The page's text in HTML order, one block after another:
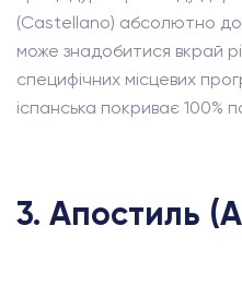
(Castellano) абсолютно
може знадобитися вкрай
специфічних місцевих
іспанська покриває 100%
3. Апостиль